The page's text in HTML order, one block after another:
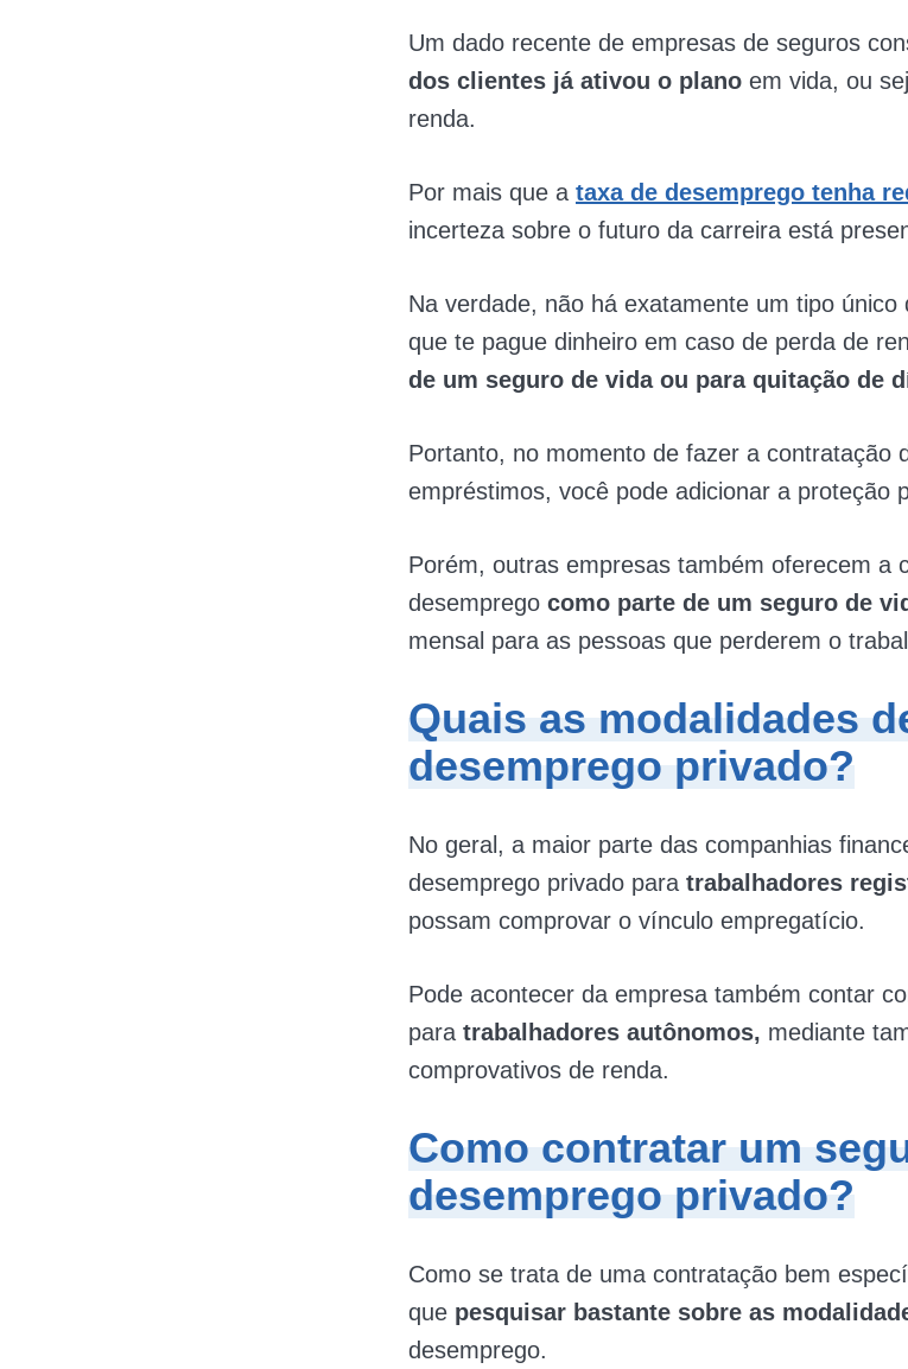
Um dado recente de empresas de seguros
dos clientes já ativou o plano em vida, ou
renda.
Por mais que a taxa de desemprego tenha
incerteza sobre o futuro da carreira está
Na verdade, não há exatamente um tipo único
que te pague dinheiro em caso de perda de
de um seguro de vida ou para quitação de
Portanto, no momento de fazer a contratação
empréstimos, você pode adicionar a proteção
Porém, outras empresas também oferecem a
desemprego como parte de um seguro de
mensal para as pessoas que perderem o
Quais as modalidades
desemprego privado?
No geral, a maior parte das companhias
desemprego privado para trabalhadores
possam comprovar o vínculo empregatício.
Pode acontecer da empresa também contar
para trabalhadores autônomos, mediante
comprovativos de renda.
Como contratar um
desemprego privado?
Como se trata de uma contratação bem
que pesquisar bastante sobre as
desemprego.